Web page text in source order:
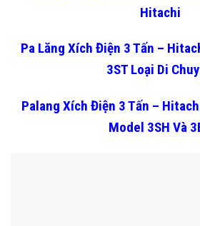
Hitachi
Pa Lăng Xích Điện 3 Tấn –
3ST Loại Di
Palang Xích Điện 3 Tấn –
Model 3SH Và